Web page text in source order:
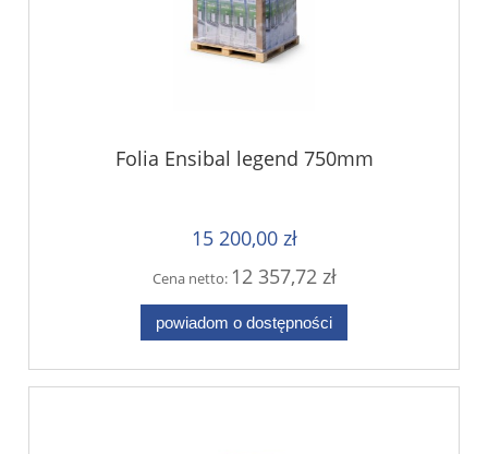
Folia Ensibal legend 750mm
15 200,00 zł
Cena netto: 12 357,72 zł
powiadom o dostępności